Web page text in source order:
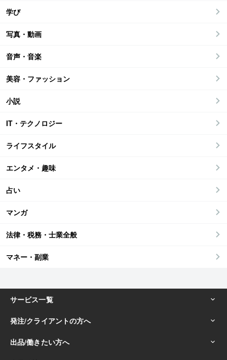
学び
写真・動画
音声・音楽
美容・ファッション
小説
IT・テクノロジー
ライフスタイル
エンタメ・趣味
占い
マンガ
法律・税務・士業全般
マネー・副業